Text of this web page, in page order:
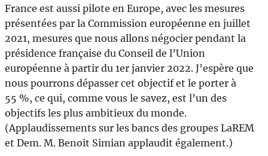
France est aussi pilote en Europe, avec les mesures
présentées par la Commission européenne en juillet
2021, mesures que nous allons négocier pendant la
présidence française du Conseil de l’Union
européenne à partir du 1er janvier 2022. J’espère que
nous pourrons dépasser cet objectif et le porter à
55 %, ce qui, comme vous le savez, est l’un des
objectifs les plus ambitieux du monde.
(Applaudissements sur les bancs des groupes LaREM
et Dem. M. Benoit Simian applaudit également.)